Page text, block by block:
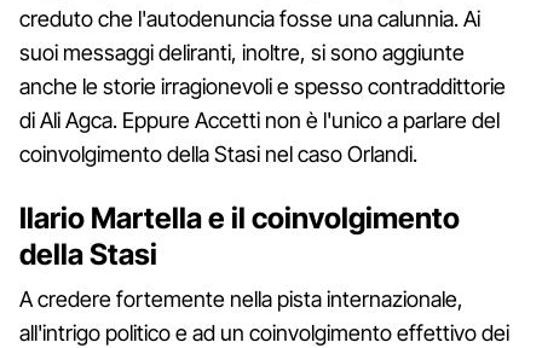
creduto che l'autodenuncia fosse una calunnia. Ai
suoi messaggi deliranti, inoltre, si sono aggiunte
anche le storie irragionevoli e spesso contraddittorie
di Ali Agca. Eppure Accetti non è l'unico a parlare del
coinvolgimento della Stasi nel caso Orlandi.
Ilario Martella e il coinvolgimento
della Stasi
A credere fortemente nella pista internazionale,
all'intrigo politico e ad un coinvolgimento effettivo dei